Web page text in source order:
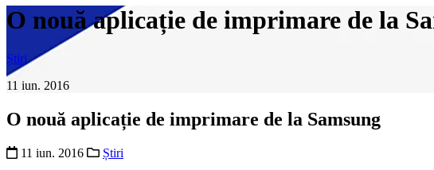
O nouă aplicație de imprimare de la
Știri
11 iun. 2016
O nouă aplicație de imprimare de la Samsung
11 iun. 2016
Știri